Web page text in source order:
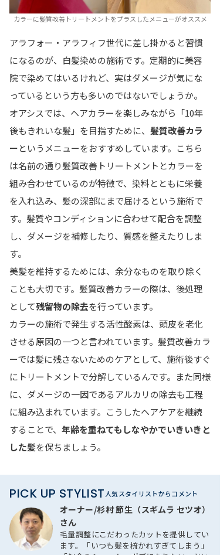
カラーに髪質改善トリートメントをプラスしたメニューがオススメ
アラフォー・アラフィフ世代に差し掛かると習慣
になるのが、白髪染めの施術です。定期的に美容
院で染めてはいるけれど、実はダメージが気にな
っているという方も多いのではないでしょうか。
オアシスでは、ヘアカラーを楽しみながら「10年
後もきれいな髪」を目指すために、 髪質改善カラ
ーというメニューをおすすめしています。こちら
は名前の通り髪質改善トリートメントとカラーを
組み合わせているのが特徴で、染料とともに栄養
を入れ込み、髪の深部にまで届けるという施術で
す。髪質やコンディションに合わせて配合を調整
し、ダメージを補修したり、質感を整えたりしま
す。
美髪を維持するためには、余分なものを取り除く
ことも大切です。髪質改善カラーの際は、後処理
として残留物の除去を行っています。
カラーの施術で発生する活性酸素は、頭皮を老化
させる原因の一つと言われています。髪質改善カラ
ーでは髪に残さないためのケアとして、施術後すぐ
にトリートメントで分解しているんです。また同様
に、ダメージの一因であるアルカリの除去も工程
に組み込まれています。こうしたヘアケアを継続
することで、 年齢を重ねてもしなやかでいきいきと
した髪を保ちましょう。
PICK UP STYLIST人気スタイリストからコメント
オーナー/杉村 節生（スギムラ セツオ​​）
さん
毛量調整にこだわったカットを提供してい
ます。「いつも髪を梳かれすぎてしまう」